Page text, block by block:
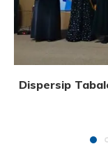
Dispersip